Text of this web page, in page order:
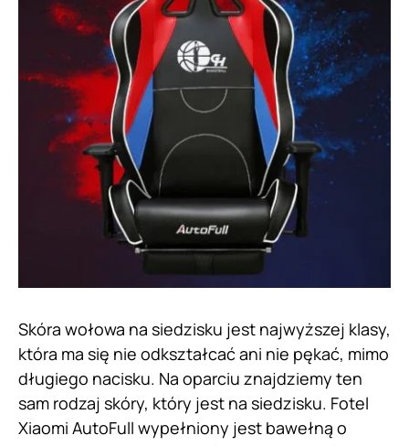
Skóra wołowa na siedzisku jest najwyższej klasy,
która ma się nie odkształcać ani nie pękać, mimo
długiego nacisku. Na oparciu znajdziemy ten
sam rodzaj skóry, który jest na siedzisku. Fotel
Xiaomi AutoFull wypełniony jest bawełną o